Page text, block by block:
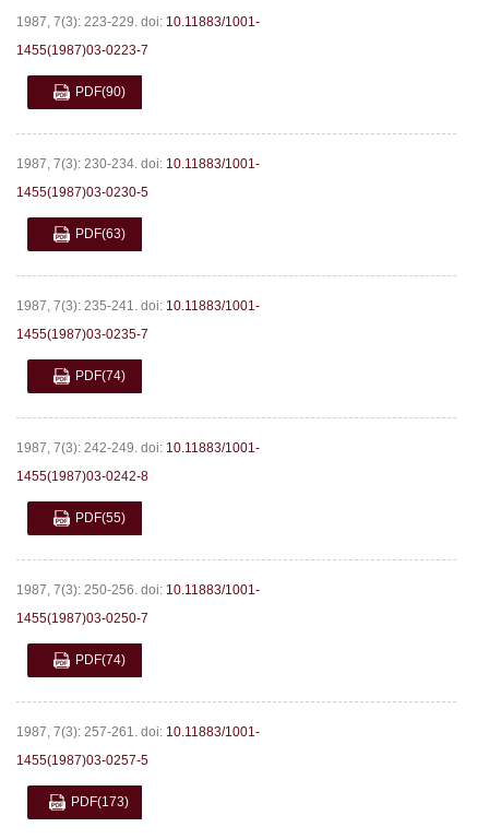
1987, 7(3): 223-229. doi: 10.11883/1001-
1455(1987)03-0223-7
PDF(90)
1987, 7(3): 230-234. doi: 10.11883/1001-
1455(1987)03-0230-5
PDF(63)
1987, 7(3): 235-241. doi: 10.11883/1001-
1455(1987)03-0235-7
PDF(74)
1987, 7(3): 242-249. doi: 10.11883/1001-
1455(1987)03-0242-8
PDF(55)
1987, 7(3): 250-256. doi: 10.11883/1001-
1455(1987)03-0250-7
PDF(74)
1987, 7(3): 257-261. doi: 10.11883/1001-
1455(1987)03-0257-5
PDF(173)